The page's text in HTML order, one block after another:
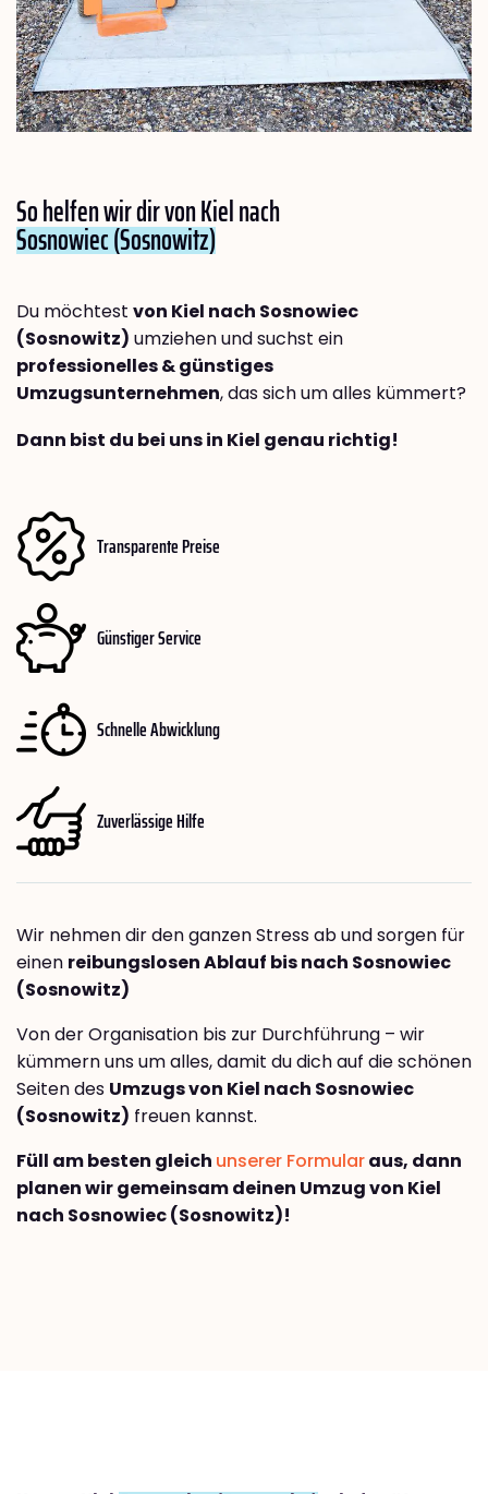
So helfen wir dir von Kiel nach
Sosnowiec (Sosnowitz)
Du möchtest von Kiel nach Sosnowiec
(Sosnowitz) umziehen und suchst ein
professionelles & günstiges
Umzugsunternehmen, das sich um alles kümmert?
Dann bist du bei uns in Kiel genau richtig!
Transparente Preise
Günstiger Service
Schnelle Abwicklung
Zuverlässige Hilfe
Wir nehmen dir den ganzen Stress ab und sorgen für
einen reibungslosen Ablauf bis nach Sosnowiec
(Sosnowitz)
Von der Organisation bis zur Durchführung – wir
kümmern uns um alles, damit du dich auf die schönen
Seiten des Umzugs von Kiel nach Sosnowiec
(Sosnowitz) freuen kannst.
Füll am besten gleich unserer Formularaus, dann
planen wir gemeinsam deinen Umzug von Kiel
nach Sosnowiec (Sosnowitz)!